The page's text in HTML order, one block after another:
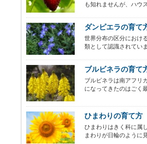
も知れませんが、ハウ
ダンピエラの育て
世界分布の区分におけ
類として認識されてい
ブルビネラの育て
ブルビネラは南アフリ
になってきたのはごく
ひまわりの育て方
ひまわりはきく科に属
まわりが日輪のように